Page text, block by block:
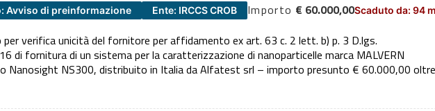
Avviso di preinformazione Ente: IRCCS CROB Importo € 60.000,00Scaduto da: 94
per verifica unicità del fornitore per affidamento ex art. 63 c. 2 lett. b) p. 3 D.lgs.
di fornitura di un sistema per la caratterizzazione di nanoparticelle marca MALVERN
Nanosight NS300, distribuito in Italia da Alfatest srl – importo presunto € 60.000,00 oltre